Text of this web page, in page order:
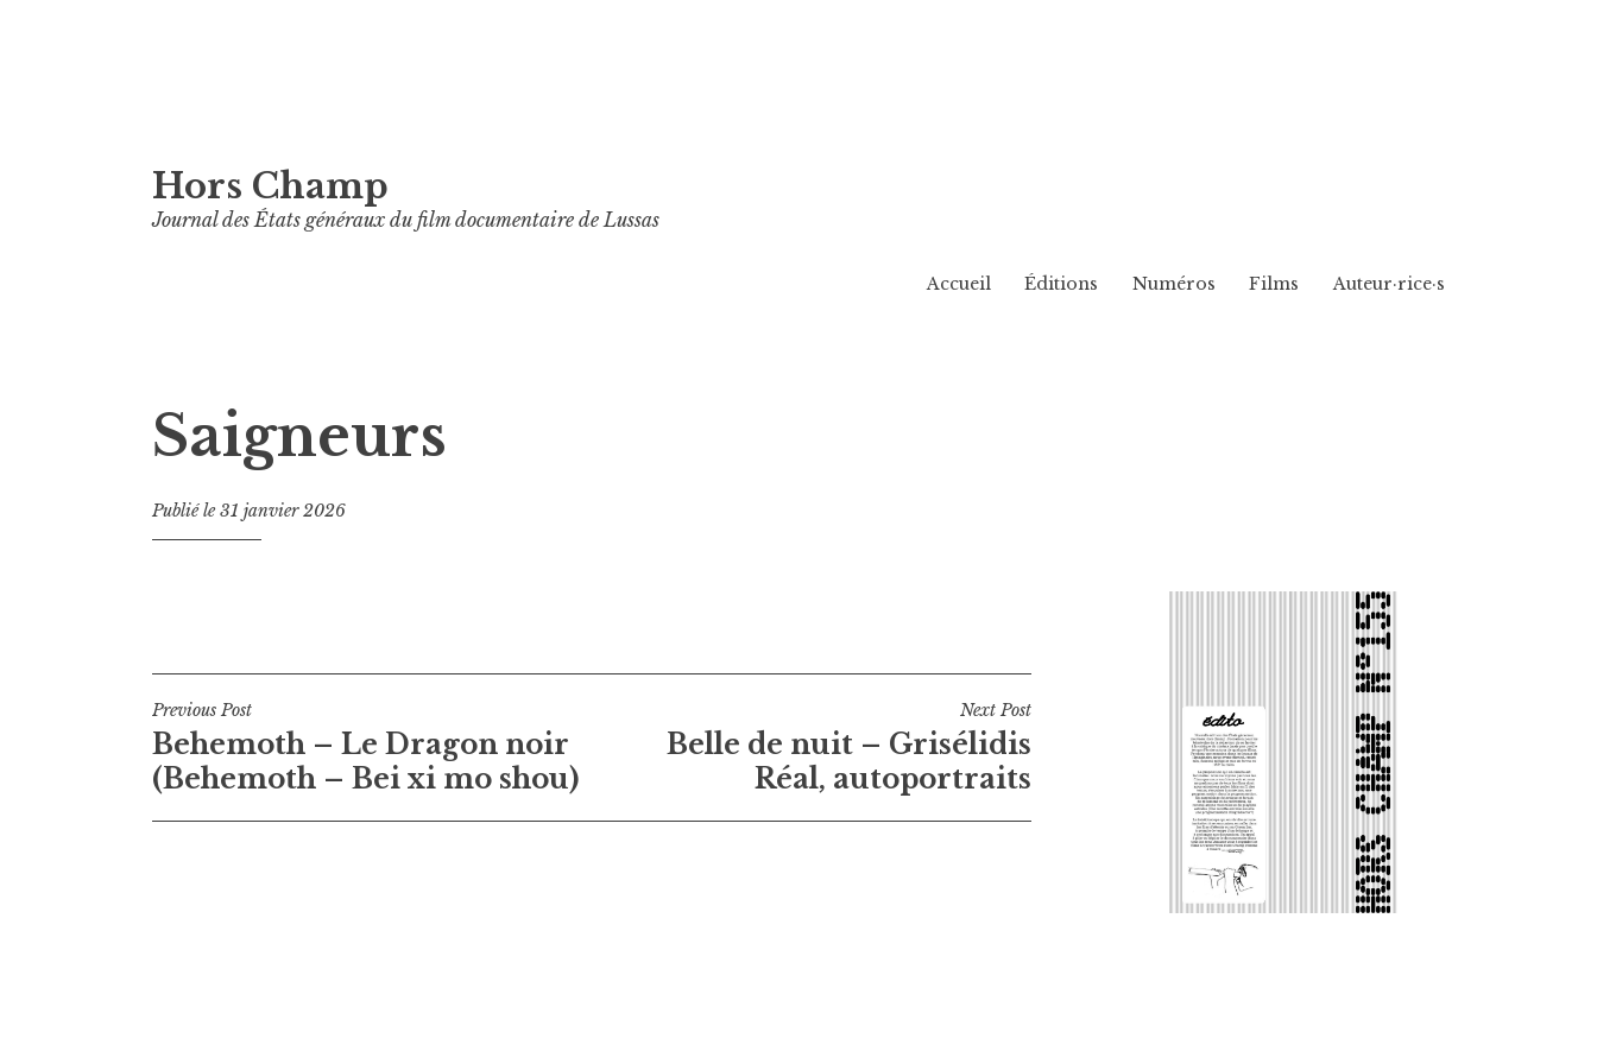
au
contenu
Hors Champ
Journal des États généraux du film documentaire de Lussas
Accueil Éditions Numéros Films Auteur·rice·s
Saigneurs
Publié le31 janvier 2026
Navigation
de
l’article
Previous Post
Behemoth – Le Dragon noir
(Behemoth – Bei xi mo shou)
Next Post
Belle de nuit – Grisélidis
Réal, autoportraits